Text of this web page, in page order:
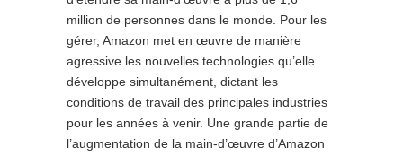
million de personnes dans le monde. Pour les
gérer, Amazon met en œuvre de manière
agressive les nouvelles technologies qu’elle
développe simultanément, dictant les
conditions de travail des principales industries
pour les années à venir. Une grande partie de
l’augmentation de la main-d’œuvre d’Amazon